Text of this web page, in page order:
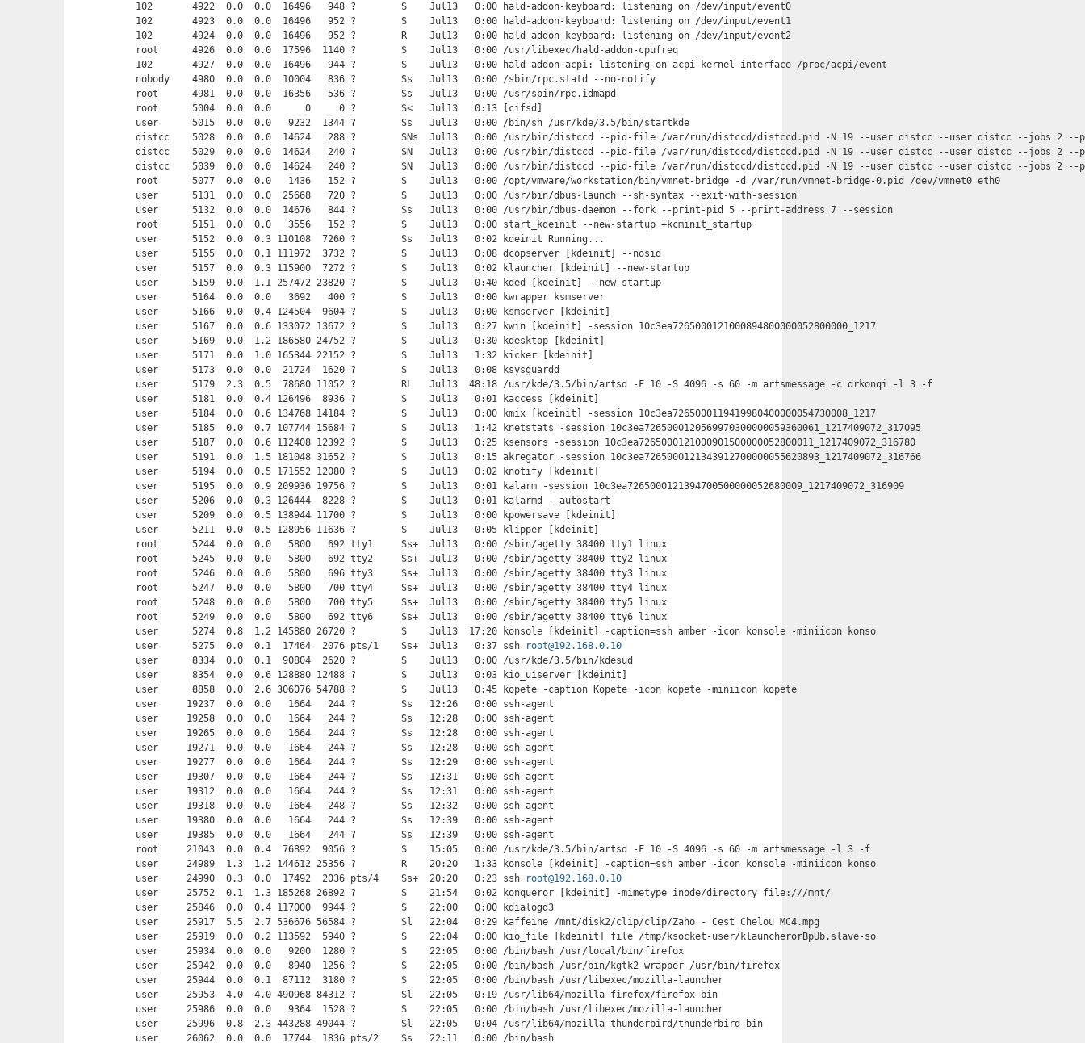
102       4922  0.0  0.0  16496   948 ?        S    Jul13   0:00 hald-addon-keyboard: listening on /dev/input/event0
102       4923  0.0  0.0  16496   952 ?        S    Jul13   0:00 hald-addon-keyboard: listening on /dev/input/event1
102       4924  0.0  0.0  16496   952 ?        R    Jul13   0:00 hald-addon-keyboard: listening on /dev/input/event2
root      4926  0.0  0.0  17596  1140 ?        S    Jul13   0:00 /usr/libexec/hald-addon-cpufreq
102       4927  0.0  0.0  16496   944 ?        S    Jul13   0:00 hald-addon-acpi: listening on acpi kernel interface /proc/acpi/event
nobody    4980  0.0  0.0  10004   836 ?        Ss   Jul13   0:00 /sbin/rpc.statd --no-notify
root      4981  0.0  0.0  16356   536 ?        Ss   Jul13   0:00 /usr/sbin/rpc.idmapd
root      5004  0.0  0.0      0     0 ?        S<   Jul13   0:13 [cifsd]
user      5015  0.0  0.0   9232  1344 ?        Ss   Jul13   0:00 /bin/sh /usr/kde/3.5/bin/startkde
distcc    5028  0.0  0.0  14624   288 ?        SNs  Jul13   0:00 /usr/bin/distccd --pid-file /var/run/distccd/distccd.pid -N 19 --user distcc --user distcc --jobs 2 --
distcc    5029  0.0  0.0  14624   240 ?        SN   Jul13   0:00 /usr/bin/distccd --pid-file /var/run/distccd/distccd.pid -N 19 --user distcc --user distcc --jobs 2 --
distcc    5039  0.0  0.0  14624   240 ?        SN   Jul13   0:00 /usr/bin/distccd --pid-file /var/run/distccd/distccd.pid -N 19 --user distcc --user distcc --jobs 2 --
root      5077  0.0  0.0   1436   152 ?        S    Jul13   0:00 /opt/vmware/workstation/bin/vmnet-bridge -d /var/run/vmnet-bridge-0.pid /dev/vmnet0 eth0
user      5131  0.0  0.0  25668   720 ?        S    Jul13   0:00 /usr/bin/dbus-launch --sh-syntax --exit-with-session
user      5132  0.0  0.0  14676   844 ?        Ss   Jul13   0:00 /usr/bin/dbus-daemon --fork --print-pid 5 --print-address 7 --session
root      5151  0.0  0.0   3556   152 ?        S    Jul13   0:00 start_kdeinit --new-startup +kcminit_startup
user      5152  0.0  0.3 110108  7260 ?        Ss   Jul13   0:02 kdeinit Running...
user      5155  0.0  0.1 111972  3732 ?        S    Jul13   0:08 dcopserver [kdeinit] --nosid
user      5157  0.0  0.3 115900  7272 ?        S    Jul13   0:02 klauncher [kdeinit] --new-startup
user      5159  0.0  1.1 257472 23820 ?        S    Jul13   0:40 kded [kdeinit] --new-startup
user      5164  0.0  0.0   3692   400 ?        S    Jul13   0:00 kwrapper ksmserver
user      5166  0.0  0.4 124504  9604 ?        S    Jul13   0:00 ksmserver [kdeinit]
user      5167  0.0  0.6 133072 13672 ?        S    Jul13   0:27 kwin [kdeinit] -session 10c3ea7265000121000894800000052800000_1217
user      5169  0.0  1.2 186580 24752 ?        S    Jul13   0:30 kdesktop [kdeinit]
user      5171  0.0  1.0 165344 22152 ?        S    Jul13   1:32 kicker [kdeinit]
user      5173  0.0  0.0  21724  1620 ?        S    Jul13   0:08 ksysguardd
user      5179  2.3  0.5  78680 11052 ?        RL   Jul13  48:18 /usr/kde/3.5/bin/artsd -F 10 -S 4096 -s 60 -m artsmessage -c drkonqi -l 3 -f
user      5181  0.0  0.4 126496  8936 ?        S    Jul13   0:01 kaccess [kdeinit]
user      5184  0.0  0.6 134768 14184 ?        S    Jul13   0:00 kmix [kdeinit] -session 10c3ea7265000119419980400000054730008_1217
user      5185  0.0  0.7 107744 15684 ?        S    Jul13   1:42 knetstats -session 10c3ea7265000120569970300000059360061_1217409072_317095
user      5187  0.0  0.6 112408 12392 ?        S    Jul13   0:25 ksensors -session 10c3ea7265000121000901500000052800011_1217409072_316780
user      5191  0.0  1.5 181048 31652 ?        S    Jul13   0:15 akregator -session 10c3ea7265000121343912700000055620893_1217409072_316766
user      5194  0.0  0.5 171552 12080 ?        S    Jul13   0:02 knotify [kdeinit]
user      5195  0.0  0.9 209936 19756 ?        S    Jul13   0:01 kalarm -session 10c3ea7265000121394700500000052680009_1217409072_316909
user      5206  0.0  0.3 126444  8228 ?        S    Jul13   0:01 kalarmd --autostart
user      5209  0.0  0.5 138944 11700 ?        S    Jul13   0:00 kpowersave [kdeinit]
user      5211  0.0  0.5 128956 11636 ?        S    Jul13   0:05 klipper [kdeinit]
root      5244  0.0  0.0   5800   692 tty1     Ss+  Jul13   0:00 /sbin/agetty 38400 tty1 linux
root      5245  0.0  0.0   5800   692 tty2     Ss+  Jul13   0:00 /sbin/agetty 38400 tty2 linux
root      5246  0.0  0.0   5800   696 tty3     Ss+  Jul13   0:00 /sbin/agetty 38400 tty3 linux
root      5247  0.0  0.0   5800   700 tty4     Ss+  Jul13   0:00 /sbin/agetty 38400 tty4 linux
root      5248  0.0  0.0   5800   700 tty5     Ss+  Jul13   0:00 /sbin/agetty 38400 tty5 linux
root      5249  0.0  0.0   5800   692 tty6     Ss+  Jul13   0:00 /sbin/agetty 38400 tty6 linux
user      5274  0.8  1.2 145880 26720 ?        S    Jul13  17:20 konsole [kdeinit] -caption=ssh amber -icon konsole -miniicon konso
user      5275  0.0  0.1  17464  2076 pts/1    Ss+  Jul13   0:37 ssh
root@192.168.0.10
user      8334  0.0  0.1  90804  2620 ?        S    Jul13   0:00 /usr/kde/3.5/bin/kdesud
user      8354  0.0  0.6 128880 12488 ?        S    Jul13   0:03 kio_uiserver [kdeinit]
user      8858  0.0  2.6 306076 54788 ?        S    Jul13   0:45 kopete -caption Kopete -icon kopete -miniicon kopete
user     19237  0.0  0.0   1664   244 ?        Ss   12:26   0:00 ssh-agent
user     19258  0.0  0.0   1664   244 ?        Ss   12:28   0:00 ssh-agent
user     19265  0.0  0.0   1664   244 ?        Ss   12:28   0:00 ssh-agent
user     19271  0.0  0.0   1664   244 ?        Ss   12:28   0:00 ssh-agent
user     19277  0.0  0.0   1664   244 ?        Ss   12:29   0:00 ssh-agent
user     19307  0.0  0.0   1664   244 ?        Ss   12:31   0:00 ssh-agent
user     19312  0.0  0.0   1664   244 ?        Ss   12:31   0:00 ssh-agent
user     19318  0.0  0.0   1664   248 ?        Ss   12:32   0:00 ssh-agent
user     19380  0.0  0.0   1664   244 ?        Ss   12:39   0:00 ssh-agent
user     19385  0.0  0.0   1664   244 ?        Ss   12:39   0:00 ssh-agent
root     21043  0.0  0.4  76892  9056 ?        S    15:05   0:00 /usr/kde/3.5/bin/artsd -F 10 -S 4096 -s 60 -m artsmessage -l 3 -f
user     24989  1.3  1.2 144612 25356 ?        R    20:20   1:33 konsole [kdeinit] -caption=ssh amber -icon konsole -miniicon konso
user     24990  0.3  0.0  17492  2036 pts/4    Ss+  20:20   0:23 ssh
root@192.168.0.10
user     25752  0.1  1.3 185268 26892 ?        S    21:54   0:02 konqueror [kdeinit] -mimetype inode/directory file:///mnt/
user     25846  0.0  0.4 117000  9944 ?        S    22:00   0:00 kdialogd3
user     25917  5.5  2.7 536676 56584 ?        Sl   22:04   0:29 kaffeine /mnt/disk2/clip/clip/Zaho - Cest Chelou MC4.mpg
user     25919  0.0  0.2 113592  5940 ?        S    22:04   0:00 kio_file [kdeinit] file /tmp/ksocket-user/klauncherorBpUb.slave-so
user     25934  0.0  0.0   9200  1280 ?        S    22:05   0:00 /bin/bash /usr/local/bin/firefox
user     25942  0.0  0.0   8940  1256 ?        S    22:05   0:00 /bin/bash /usr/bin/kgtk2-wrapper /usr/bin/firefox
user     25944  0.0  0.1  87112  3180 ?        S    22:05   0:00 /bin/bash /usr/libexec/mozilla-launcher
user     25953  4.0  4.0 490968 84312 ?        Sl   22:05   0:19 /usr/lib64/mozilla-firefox/firefox-bin
user     25986  0.0  0.0   9364  1528 ?        S    22:05   0:00 /bin/bash /usr/libexec/mozilla-launcher
user     25996  0.8  2.3 443288 49044 ?        Sl   22:05   0:04 /usr/lib64/mozilla-thunderbird/thunderbird-bin
user     26062  0.0  0.0  17744  1836 pts/2    Ss   22:11   0:00 /bin/bash